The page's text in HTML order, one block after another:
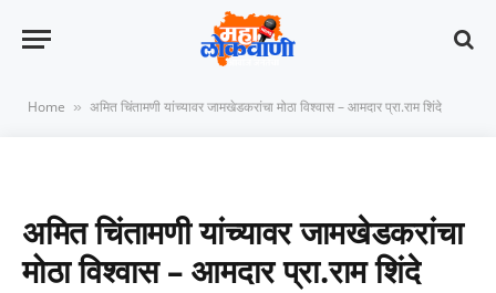
Home » अमित चिंतामणी यांच्यावर जामखेडकरांचा मोठा विश्वास – आमदार प्रा.राम शिंदे
अमित चिंतामणी यांच्यावर जामखेडकरांचा
मोठा विश्वास – आमदार प्रा.राम शिंदे